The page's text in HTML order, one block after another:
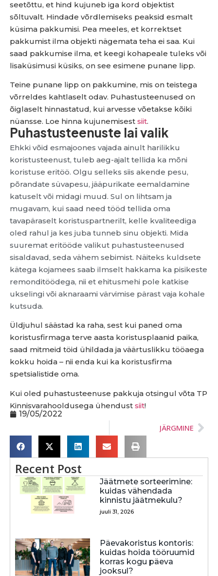
seetõttu, et hind kujuneb iga kord objektist
sõltuvalt. Hindade võrdlemiseks peaksid esmalt
küsima pakkumisi. Pea meeles, et korrektset
pakkumist ilma objekti nägemata teha ei saa. Kui
saad pakkumise ilma, et keegi kohapeale tuleks või
lisaküsimusi küsiks, on see esimene punane lipp.
Teine punane lipp on pakkumine, mis on teistega
võrreldes kahtlaselt odav. Puhastusteenused on
õiglaselt hinnastatud, kui arvesse võetakse kõiki
nüansse. Loe hinna kujunemisest siit.
Puhastusteenuste lai valik
Ehkki võid esmajoones vajada ainult harilikku
koristusteenust, tuleb aeg-ajalt tellida ka mõni
koristuse eritöö. Olgu selleks siis akende pesu,
põrandate süvapesu, jääpurikate eemaldamine
katuselt või midagi muud. Sul on lihtsam ja
mugavam, kui saad need tööd tellida oma
tavapäraselt koristuspartnerilt, kelle kvaliteediga
oled rahul ja kes juba tunneb sinu objekti. Mida
suuremat eritööde valikut puhastusteenused
sisaldavad, seda vähem sebimist. Näiteks kuldsete
kätega kojamees saab ilmselt hakkama ka pisikeste
remonditöödega, nii et ehitusmehi pole katkise
ukselingi või aknaraami värvimise pärast vaja kohale
kutsuda.
Üldjuhul säästad ka raha, sest kui paned oma
koristusfirmaga terve aasta koristusplaanid paika,
saad mitmeid töid ühildada ja väärtuslikku tööaega
kokku hoida – nii enda kui ka koristusfirma
spetsialistide oma.
Kui oled puhastusteenuse pakkuja otsingul võta TP
Kinnisvarahooldusega ühendust siit!
19/05/2022
JÄRGMINE
Recent Post
Jäätmete sorteerimine:
kuidas vähendada
kinnistu jäätmekulu?
juuli 31, 2026
Päevakoristus kontoris:
kuidas hoida tööruumid
korras kogu päeva
jooksul?